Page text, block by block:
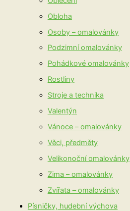
Obloha
Osoby – omalovánky
Podzimní omalovánky
Pohádkové omalovánky
Rostliny
Stroje a technika
Valentýn
Vánoce – omalovánky
Věci, předměty
Velikonoční omalovánky
Zima – omalovánky
Zvířata – omalovánky
Písničky, hudební výchova